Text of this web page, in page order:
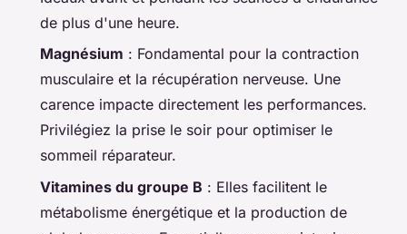
de plus d'une heure.
Magnésium : Fondamental pour la contraction
musculaire et la récupération nerveuse. Une
carence impacte directement les performances.
Privilégiez la prise le soir pour optimiser le
sommeil réparateur.
Vitamines du groupe B : Elles facilitent le
métabolisme énergétique et la production de